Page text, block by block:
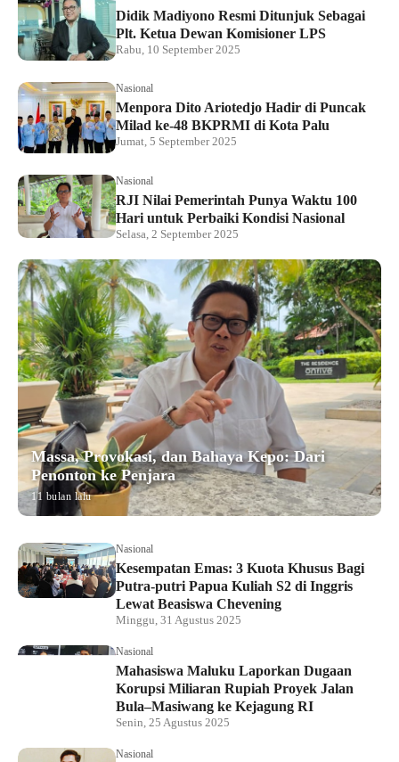
Didik Madiyono Resmi Ditunjuk Sebagai
Plt. Ketua Dewan Komisioner LPS
Rabu, 10 September 2025
Nasional
Menpora Dito Ariotedjo Hadir di Puncak
Milad ke-48 BKPRMI di Kota Palu
Jumat, 5 September 2025
Nasional
RJI Nilai Pemerintah Punya Waktu 100
Hari untuk Perbaiki Kondisi Nasional
Selasa, 2 September 2025
Massa, Provokasi, dan Bahaya Kepo: Dari
Penonton ke Penjara
11 bulan lalu
Nasional
Kesempatan Emas: 3 Kuota Khusus Bagi
Putra-putri Papua Kuliah S2 di Inggris
Lewat Beasiswa Chevening
Minggu, 31 Agustus 2025
Nasional
Mahasiswa Maluku Laporkan Dugaan
Korupsi Miliaran Rupiah Proyek Jalan
Bula–Masiwang ke Kejagung RI
Senin, 25 Agustus 2025
Nasional